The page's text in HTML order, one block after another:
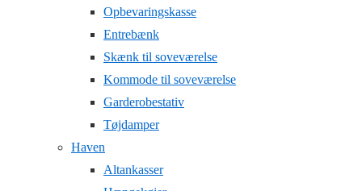
Opbevaringskasse
Entrebænk
Skænk til soveværelse
Kommode til soveværelse
Garderobestativ
Tøjdamper
Haven
Altankasser